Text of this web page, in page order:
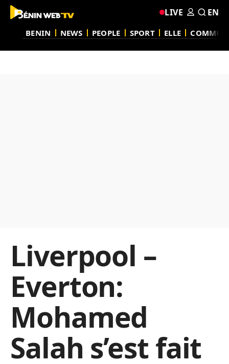
BENIN NEWS PEOPLE SPORT ELLE
LIVE EN
Liverpool –
Everton:
Mohamed
Salah s’est fait